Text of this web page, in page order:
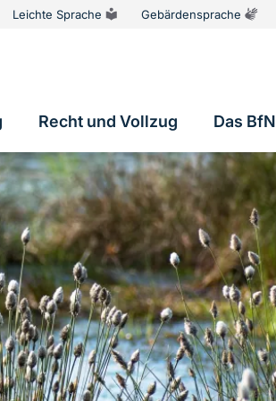
Leichte Sprache Gebärdensprache
Recht und Vollzug Das BfN